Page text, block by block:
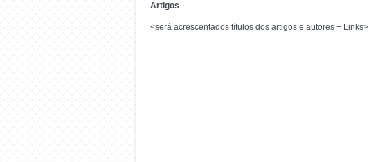
Artigos
<será acrescentados títulos dos artigos e autores + Links>